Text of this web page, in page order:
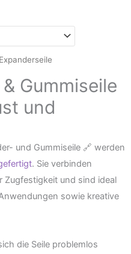
Gummiseile
und
und Gummiseile 🔗 werden
. Sie verbinden
Zugfestigkeit und sind ideal
sowie kreative
die Seile problemlos